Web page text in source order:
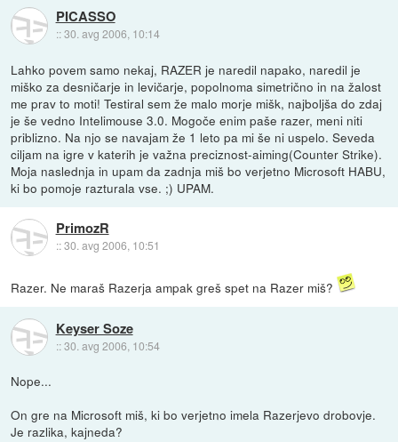
PICASSO
::30. avg 2006, 10:14
Lahko povem samo nekaj, RAZER je naredil napako, naredil je
miško za desničarje in levičarje, popolnoma simetrično in na žalost
me prav to moti! Testiral sem že malo morje mišk, najboljša do zdaj
je še vedno Intelimouse 3.0. Mogoče enim paše razer, meni niti
priblizno. Na njo se navajam že 1 leto pa mi še ni uspelo. Seveda
ciljam na igre v katerih je važna preciznost-aiming(Counter Strike).
Moja naslednja in upam da zadnja miš bo verjetno Microsoft HABU,
ki bo pomoje razturala vse. ;) UPAM.
PrimozR
::30. avg 2006, 10:51
Razer. Ne maraš Razerja ampak greš spet na Razer miš?
Keyser Soze
::30. avg 2006, 10:54
Nope...
On gre na Microsoft miš, ki bo verjetno imela Razerjevo drobovje.
Je razlika, kajneda?